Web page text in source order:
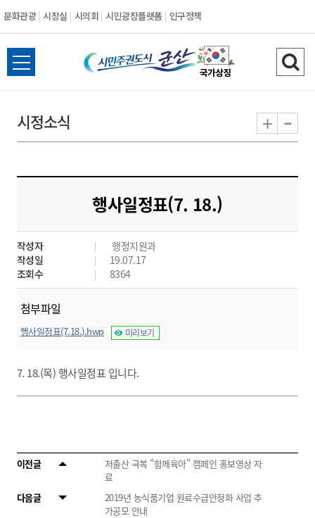
문화관광 시장실 시의회 시민광장플랫폼 인구정책
시
민
도
시
군
산
전
체
뉴
열
검
색
기
시정소식 + -
행사일정표(7. 18.)
작성자
행정지원과
작성일
19.07.17
조회수
8364
첨부파일
행사일정표(7.18.).hwp 미리보기
7. 18.(목) 행사일정표 입니다.
이전글
저출산 극복 "함께육아" 캠페인 홍보영상 자
료
다음글
2019년 농식품기업 원료수급안정화 사업 추
가공모 안내